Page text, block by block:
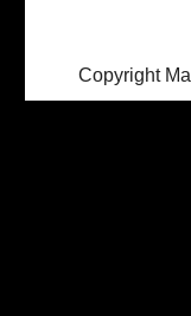
Copyright